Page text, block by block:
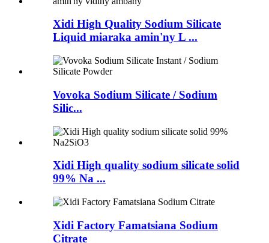
Xidi High Quality Sodium Silicate
Liquid miaraka amin'ny L ...
Vovoka Sodium Silicate / Sodium
Silic...
Xidi High quality sodium silicate solid
99% Na ...
Xidi Factory Famatsiana Sodium
Citrate